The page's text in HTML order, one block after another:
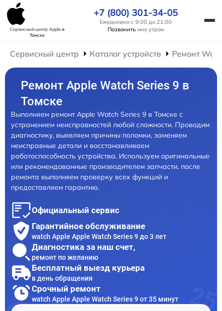
Сервисный центр Appleв
Томске
+7 (800) 301-34-05
Ежедневно с 9:00 до 21:00
Позвонить мне утром
Сервисный центр Каталог устройств Ремонт
Ремонт Apple Watch Series 9 в
Томске
Выполняем ремонт Apple Watch Series 9 в Томске с
устранением неисправностей любой сложности. Проводим
диагностику, выявляем причины поломки, заменяем
неисправные детали и восстанавливаем
работоспособность устройства. Используем оригинальные
или рекомендованные производителем запчасти, после
ремонта выполняем проверку всех функций и
предоставляем гарантию.
Официальный сервис
Гарантийное обслуживание
watch Apple Apple Watch Series 9 до 3 лет
Диагностика за наш счет,
ремонт по желанию
Бесплатный выезд курьера
в день обращения
Срочный ремонт
watch Apple Apple Watch Series 9 от 35 минут